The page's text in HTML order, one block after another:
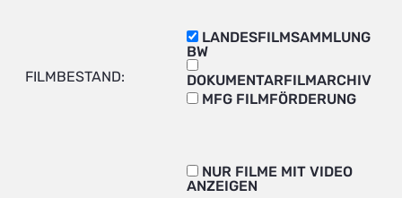
FILMBESTAND:
LANDESFILMSAMMLUNG
BW
DOKUMENTARFILMARCHIV
MFG FILMFÖRDERUNG
NUR FILME MIT VIDEO
ANZEIGEN